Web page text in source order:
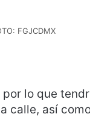
FGJCDMX
por lo que
calle, así